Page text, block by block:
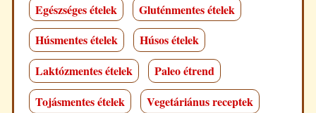
Egészséges ételek
Gluténmentes ételek
Húsmentes ételek
Húsos ételek
Laktózmentes ételek
Paleo étrend
Tojásmentes ételek
Vegetáriánus receptek